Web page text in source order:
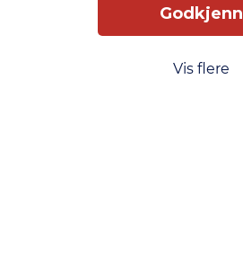
Godkjenn
Vis flere
som en
notatbok
med en